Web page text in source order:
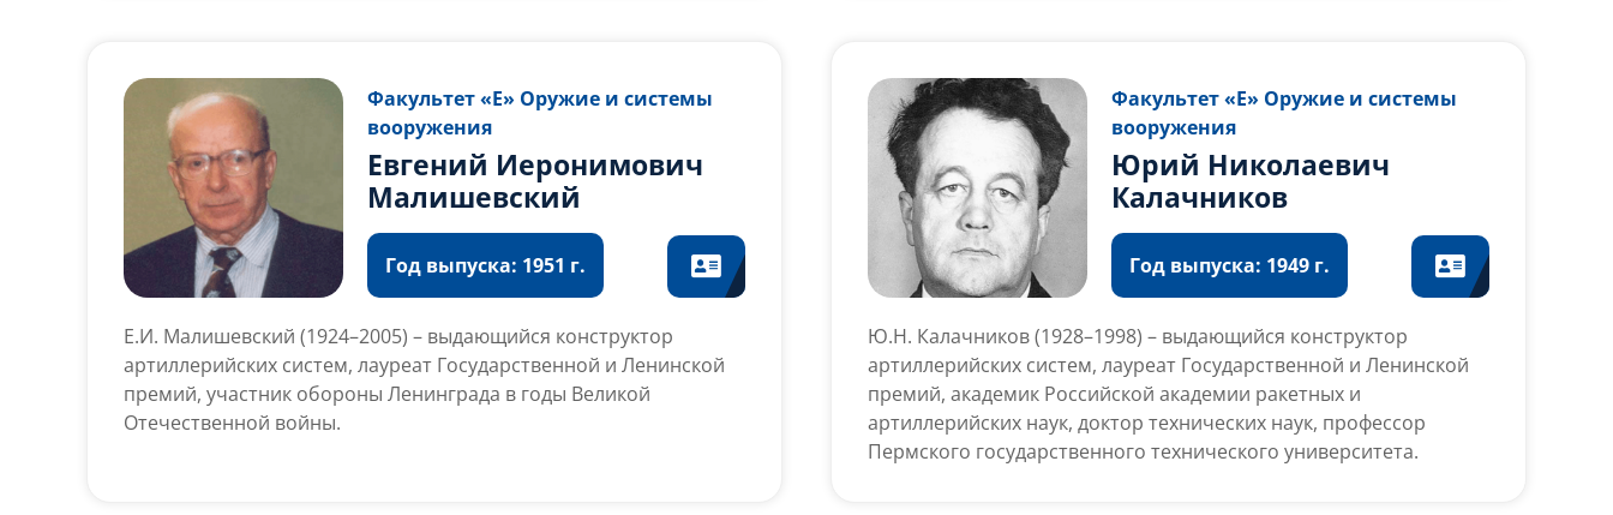
Факультет «Е» Оружие и системы
вооружения
Евгений Иеронимович
Малишевский
Год выпуска: 1951 г.
Е.И. Малишевский (1924–2005) – выдающийся конструктор
артиллерийских систем, лауреат Государственной и Ленинской
премий, участник обороны Ленинграда в годы Великой
Отечественной войны.
Факультет «Е» Оружие и системы
вооружения
Юрий Николаевич
Калачников
Год выпуска: 1949 г.
Ю.Н. Калачников (1928–1998) – выдающийся конструктор
артиллерийских систем, лауреат Государственной и Ленинской
премий, академик Российской академии ракетных и
артиллерийских наук, доктор технических наук, профессор
Пермского государственного технического университета.